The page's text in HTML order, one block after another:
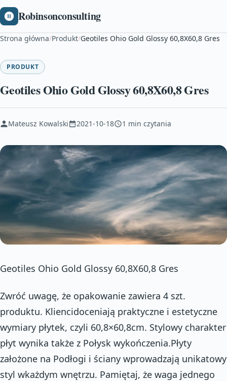
Robinsonconsulting
Strona główna/Produkt/Geotiles Ohio Gold Glossy 60,8X60,8 Gres
PRODUKT
Geotiles Ohio Gold Glossy 60,8X60,8 Gres
Mateusz Kowalski 2021-10-18 1 min czytania
Geotiles Ohio Gold Glossy 60,8X60,8 Gres
Zwróć uwagę, że opakowanie zawiera 4 szt.
produktu. Kliencidoceniają praktyczne i estetyczne
wymiary płytek, czyli 60,8×60,8cm. Stylowy charakter
płyt wynika także z Połysk wykończenia.Płyty
założone na Podłogi i ściany wprowadzają unikatowy
styl wkażdym wnętrzu. Pamiętaj, że waga jednego